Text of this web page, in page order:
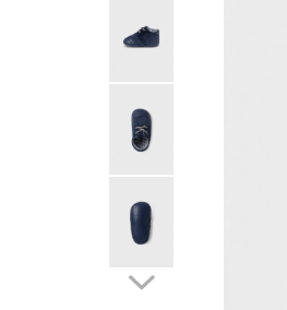
Lichidari de stoc